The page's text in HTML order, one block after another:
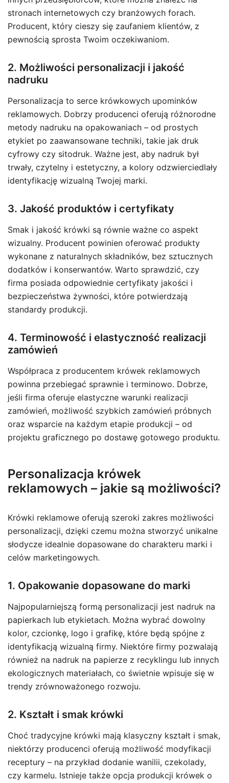
stronach internetowych czy branżowych forach.
Producent, który cieszy się zaufaniem klientów, z
pewnością sprosta Twoim oczekiwaniom.
2. Możliwości personalizacji i jakość
nadruku
Personalizacja to serce krówkowych upominków
reklamowych. Dobrzy producenci oferują różnorodne
metody nadruku na opakowaniach – od prostych
etykiet po zaawansowane techniki, takie jak druk
cyfrowy czy sitodruk. Ważne jest, aby nadruk był
trwały, czytelny i estetyczny, a kolory odzwierciedlały
identyfikację wizualną Twojej marki.
3. Jakość produktów i certyfikaty
Smak i jakość krówki są równie ważne co aspekt
wizualny. Producent powinien oferować produkty
wykonane z naturalnych składników, bez sztucznych
dodatków i konserwantów. Warto sprawdzić, czy
firma posiada odpowiednie certyfikaty jakości i
bezpieczeństwa żywności, które potwierdzają
standardy produkcji.
4. Terminowość i elastyczność realizacji
zamówień
Współpraca z producentem krówek reklamowych
powinna przebiegać sprawnie i terminowo. Dobrze,
jeśli firma oferuje elastyczne warunki realizacji
zamówień, możliwość szybkich zamówień próbnych
oraz wsparcie na każdym etapie produkcji – od
projektu graficznego po dostawę gotowego produktu.
Personalizacja krówek
reklamowych – jakie są możliwości?
Krówki reklamowe oferują szeroki zakres możliwości
personalizacji, dzięki czemu można stworzyć unikalne
słodycze idealnie dopasowane do charakteru marki i
celów marketingowych.
1. Opakowanie dopasowane do marki
Najpopularniejszą formą personalizacji jest nadruk na
papierkach lub etykietach. Można wybrać dowolny
kolor, czcionkę, logo i grafikę, które będą spójne z
identyfikacją wizualną firmy. Niektóre firmy pozwalają
również na nadruk na papierze z recyklingu lub innych
ekologicznych materiałach, co świetnie wpisuje się w
trendy zrównoważonego rozwoju.
2. Kształt i smak krówki
Choć tradycyjne krówki mają klasyczny kształt i smak,
niektórzy producenci oferują możliwość modyfikacji
receptury – na przykład dodanie wanilii, czekolady,
czy karmelu. Istnieje także opcja produkcji krówek o